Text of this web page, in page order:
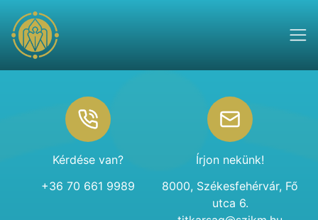
Kérdése van?
+36 70 661 9989
Írjon nekünk!
8000, Székesfehérvár, Fő
utca 6.